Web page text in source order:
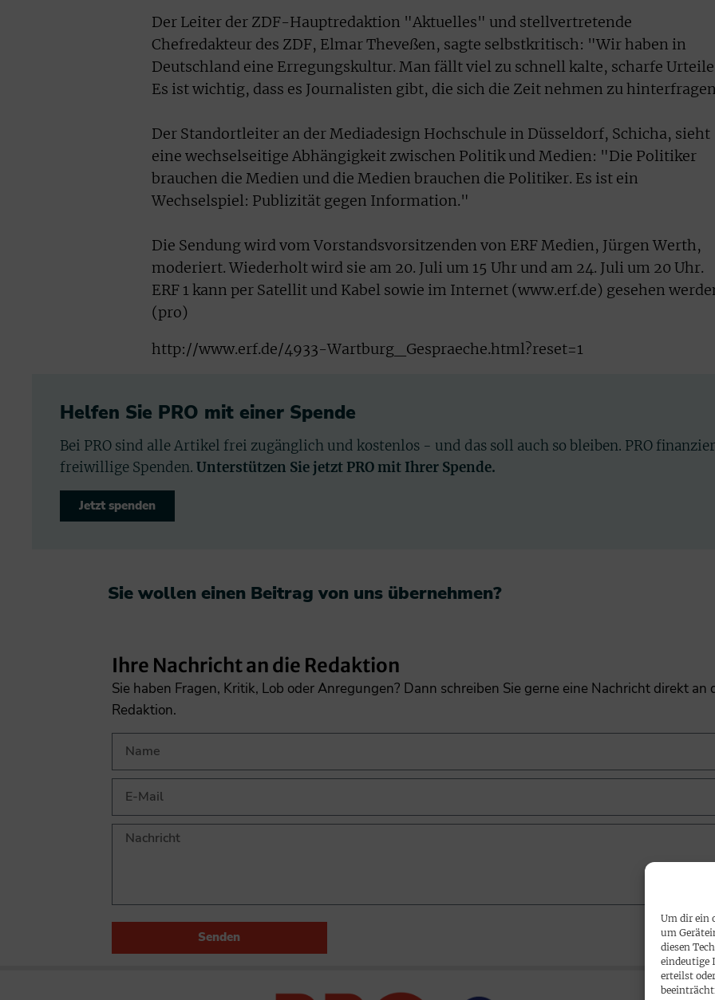
Um dir ein
um
diesen
eindeutige
erteilst
Der Leiter der ZDF-Hauptredaktion "Aktuelles" und stellvertretende
Chefredakteur des ZDF, Elmar Theveßen, sagte selbstkritisch: "Wir haben in
Deutschland eine Erregungskultur. Man fällt viel zu schnell kalte, scharfe
Es ist wichtig, dass es Journalisten gibt, die sich die Zeit nehmen zu
Der Standortleiter an der Mediadesign Hochschule in Düsseldorf, Schicha, sieht
eine wechselseitige Abhängigkeit zwischen Politik und Medien: "Die Politiker
brauchen die Medien und die Medien brauchen die Politiker. Es ist ein
Wechselspiel: Publizität gegen Information."
Die Sendung wird vom Vorstandsvorsitzenden von ERF Medien, Jürgen Werth,
moderiert. Wiederholt wird sie am 20. Juli um 15 Uhr und am 24. Juli um 20 Uhr.
ERF 1 kann per Satellit und Kabel sowie im Internet (www.erf.de) gesehen
(pro)
http://www.erf.de/4933-Wartburg_Gespraeche.html?reset=1
Helfen Sie PRO mit einer Spende
Bei PRO sind alle Artikel frei zugänglich und kostenlos - und das soll auch so bleiben. PRO
freiwillige Spenden. Unterstützen Sie jetzt PRO mit Ihrer Spende.
Jetzt spenden
Sie wollen einen Beitrag von uns übernehmen?​
Ihre Nachricht an die Redaktion
Sie haben Fragen, Kritik, Lob oder Anregungen? Dann schreiben Sie gerne eine Nachricht direkt an
Redaktion.
Senden